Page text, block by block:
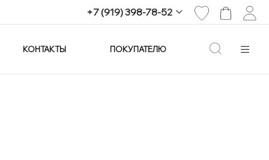
+7 (919) 398-78-52
+7 (919) 398-78-52
КОНТАКТЫ ПОКУПАТЕЛЮ